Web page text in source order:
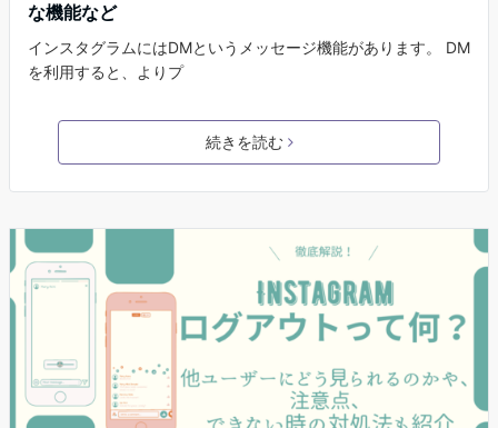
な機能など
インスタグラムにはDMというメッセージ機能があります。 DM
を利用すると、よりプ
続きを読む